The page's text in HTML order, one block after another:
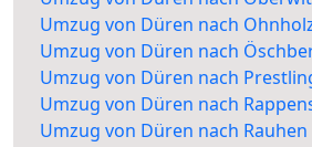
Umzug von Düren nach
Umzug von Düren nach
Umzug von Düren nach
Umzug von Düren nach
Umzug von Düren nach Rauhen